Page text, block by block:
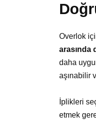
Overlok
arasında
daha
aşınabilir
İplikleri
etmek